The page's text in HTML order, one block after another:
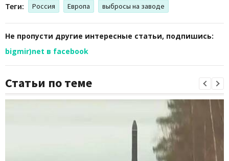
Теги: Россия Европа выбросы на заводе
Не пропусти другие интересные статьи, подпишись:
bigmir)net в facebook
Статьи по теме